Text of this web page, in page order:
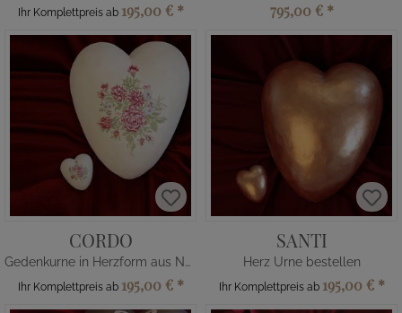
Ihr Komplettpreis ab 195,00 € * 795,00 € *
CORDO
Gedenkurne in Herzform aus Naturfaser
Ihr Komplettpreis ab 195,00 € *
SANTI
Herz Urne bestellen
Ihr Komplettpreis ab 195,00 € *